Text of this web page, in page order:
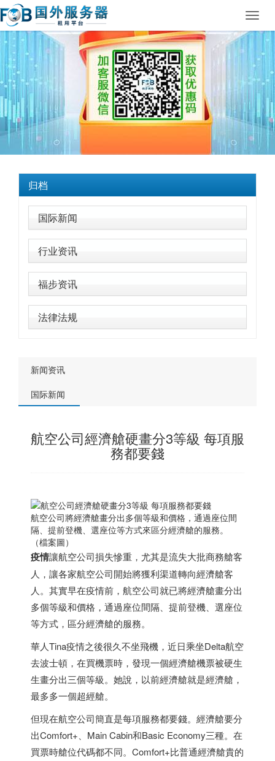
归档
国际新闻
行业资讯
福步资讯
法律法规
新闻资讯
国际新闻
航空公司經濟艙硬畫分3等級 每項服
務都要錢
航空公司將經濟艙畫分出多個等級和價格，通過座位間
隔、提前登機、選座位等方式來區分經濟艙的服務。
（檔案圖）
疫情讓航空公司損失慘重，尤其是流失大批商務艙客
人，讓各家航空公司開始將獲利渠道轉向經濟艙客
人。其實早在疫情前，航空公司就已將經濟艙畫分出
多個等級和價格，通過座位間隔、提前登機、選座位
等方式，區分經濟艙的服務。
華人Tina疫情之後很久不坐飛機，近日乘坐Delta航空
去波士頓，在買機票時，發現一個經濟艙機票被硬生
生畫分出三個等級。她說，以前經濟艙就是經濟艙，
最多多一個超經艙。
但現在航空公司簡直是每項服務都要錢。經濟艙要分
出Comfort+、Main Cabin和Basic Economy三種。在
買票時艙位代碼都不同。Comfort+比普通經濟艙貴的